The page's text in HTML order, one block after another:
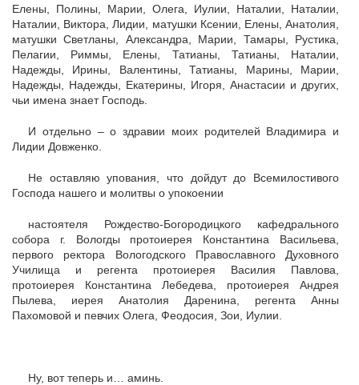
Елены, Полины, Марии, Олега, Иулии, Наталии, Наталии,
Наталии, Виктора, Лидии, матушки Ксении, Елены, Анатолия,
матушки Светланы, Александра, Марии, Тамары, Рустика,
Пелагии, Риммы, Елены, Татианы, Татианы, Наталии,
Надежды, Ирины, Валентины, Татианы, Марины, Марии,
Надежды, Надежды, Екатерины, Игоря, Анастасии и других,
чьи имена знает Господь.
И отдельно – о здравии моих родителей Владимира и
Лидии Довженко.
Не оставляю упования, что дойдут до Всемилостивого
Господа нашего и молитвы о упокоении
настоятеля Рождество-Богородицкого кафедрального
собора г. Вологды протоиерея Константина Васильева,
первого ректора Вологодского Православного Духовного
Училища и регента протоиерея Василия Павлова,
протоиерея Константина Лебедева, протоиерея Андрея
Пылева, иерея Анатолия Даренина, регента Анны
Пахомовой и певчих Олега, Феодосия, Зои, Иулии.
Ну, вот теперь и… аминь.